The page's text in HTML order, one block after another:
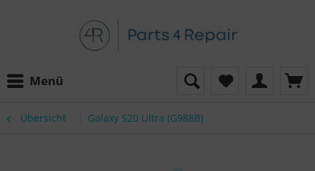
Menü
Übersicht Galaxy S20 Ultra (G988B)